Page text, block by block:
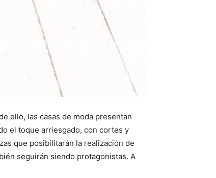
ello, las casas de moda presentan
el toque arriesgado, con cortes y
que posibilitarán la realización de
seguirán siendo protagonistas. A